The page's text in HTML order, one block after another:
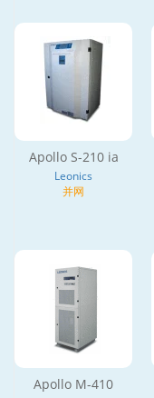
Apollo S-210 ia
Leonics
并网
Apollo M-410